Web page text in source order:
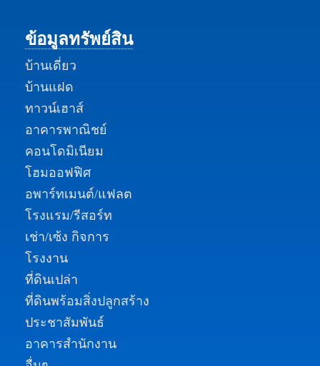
ข้อมูลทรัพย์สิน
บ้านเดี่ยว
บ้านแฝด
ทาวน์เฮาส์
อาคารพาณิชย์
คอนโดมิเนียม
โฮมออฟฟิศ
อพาร์ทเมนต์/แฟลต
โรงแรม/รีสอร์ท
เช่า/เซ้ง กิจการ
โรงงาน
ที่ดินเปล่า
ที่ดินพร้อมสิ่งปลูกสร้าง
ประชาสัมพันธ์
อาคารสำนักงาน